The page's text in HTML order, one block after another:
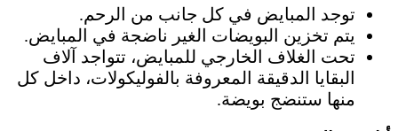
توجد المبايض في كل جانب من الرحم.
يتم تخزين البويضات الغير ناضجة في المبايض.
تحت الغلاف الخارجي للمبايض، تتواجد آلاف
البقايا الدقيقة المعروفة بالفوليكولات، داخل كل
منها ستنضج بويضة.